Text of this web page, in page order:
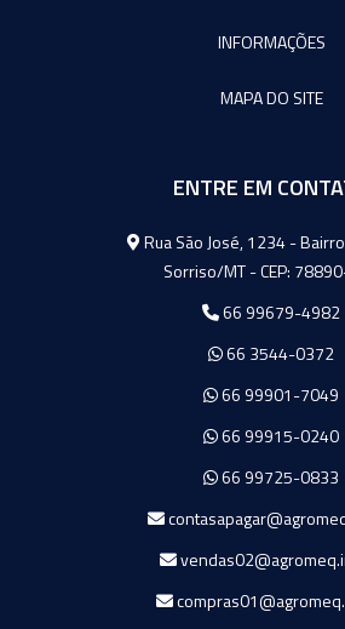
INFORMAÇÕES
MAPA DO SITE
ENTRE EM
Agromeq
Rua São José, 1234 -
Sorriso/MT - CEP:
66 99679-4982
66 3544-0372
66 99901-7049
66 99915-0240
66 99725-0833